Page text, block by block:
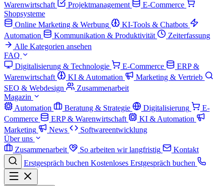
Warenwirtschaft
Projektmanagement
E-Commerce
Shopsysteme
Online Marketing & Werbung
KI-Tools & Chatbots
Automation
Kommunikation & Produktivität
Zeiterfassung
Alle Kategorien ansehen
FAQ
Digitalisierung & Technologie
E-Commerce
ERP &
Warenwirtschaft
KI & Automation
Marketing & Vertrieb
SEO & Webdesign
Zusammenarbeit
Magazin
Automation
Beratung & Strategie Digitalisierung
E-
Commerce
ERP & Warenwirtschaft
KI & Automation
Marketing
News
Softwareentwicklung
Über uns
Zusammenarbeit
So arbeiten wir langfristig
Kontakt
Erstgespräch buchen Kostenloses Erstgespräch buchen